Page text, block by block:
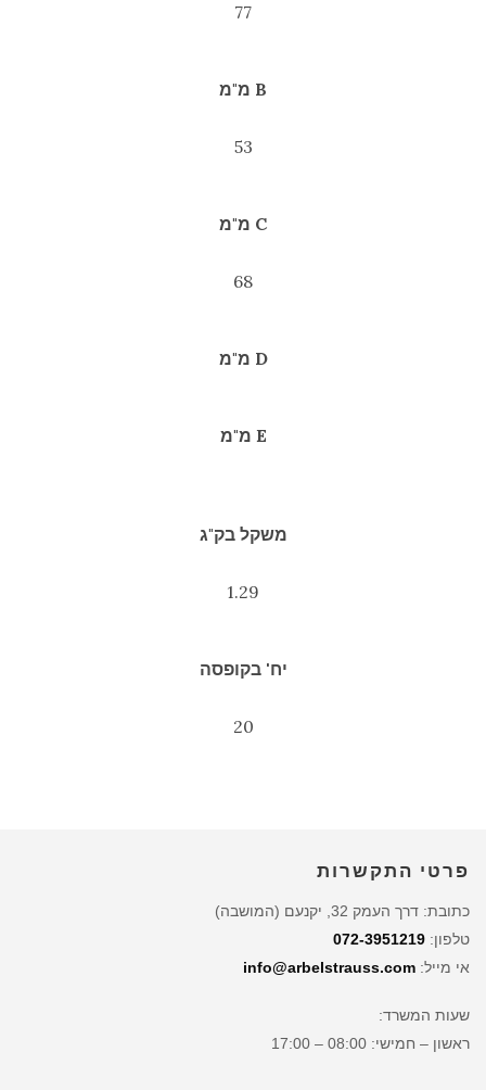
77
B מ"מ
53
C מ"מ
68
D מ"מ
E מ"מ
משקל בק"ג
1.29
יח' בקופסה
20
פרטי התקשרות
כתובת: דרך העמק 32, יקנעם (המושבה)
טלפון: 072-3951219
אי מייל: info@arbelstrauss.com
שעות המשרד:
ראשון – חמישי: 08:00 – 17:00